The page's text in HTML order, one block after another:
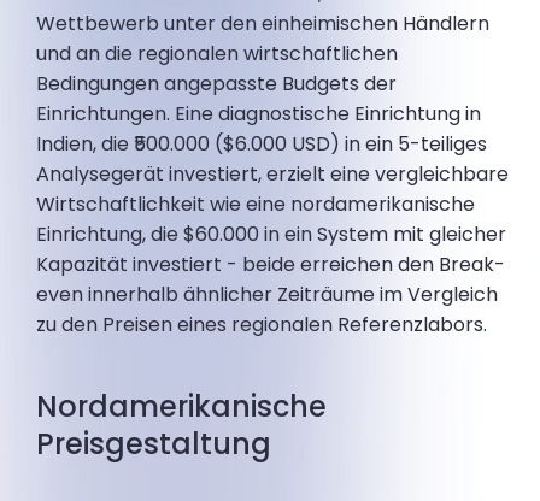
Wettbewerb unter den einheimischen Händlern
und an die regionalen wirtschaftlichen
Bedingungen angepasste Budgets der
Einrichtungen. Eine diagnostische Einrichtung in
Indien, die ₹500.000 ($6.000 USD) in ein 5-teiliges
Analysegerät investiert, erzielt eine vergleichbare
Wirtschaftlichkeit wie eine nordamerikanische
Einrichtung, die $60.000 in ein System mit gleicher
Kapazität investiert - beide erreichen den Break-
even innerhalb ähnlicher Zeiträume im Vergleich
zu den Preisen eines regionalen Referenzlabors.
Nordamerikanische
Preisgestaltung